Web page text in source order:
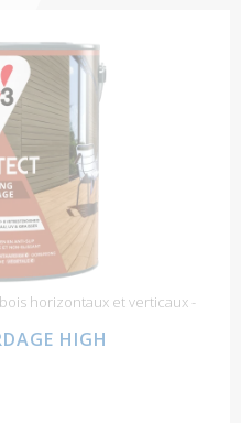
horizontaux et verticaux -
HIGH